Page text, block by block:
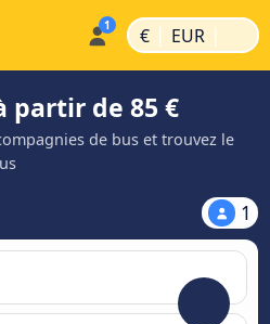
€ | EUR |
partir de 85 €
de bus et trouvez le
1